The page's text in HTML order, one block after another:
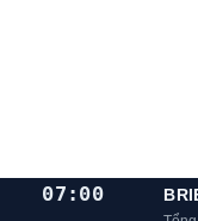
07:00